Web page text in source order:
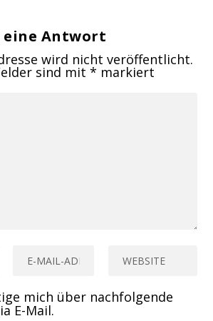
eine Antwort
wird nicht veröffentlicht.
sind mit* markiert
mich über nachfolgende
E-Mail.